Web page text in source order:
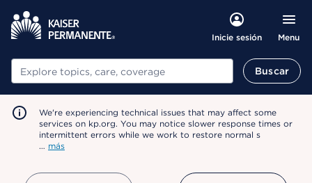
Inicie sesión Menu
Buscar Buscar
We're experiencing technical issues that may affect some
services on kp.org. You may notice slower response times or
intermittent errors while we work to restore normal s
… más